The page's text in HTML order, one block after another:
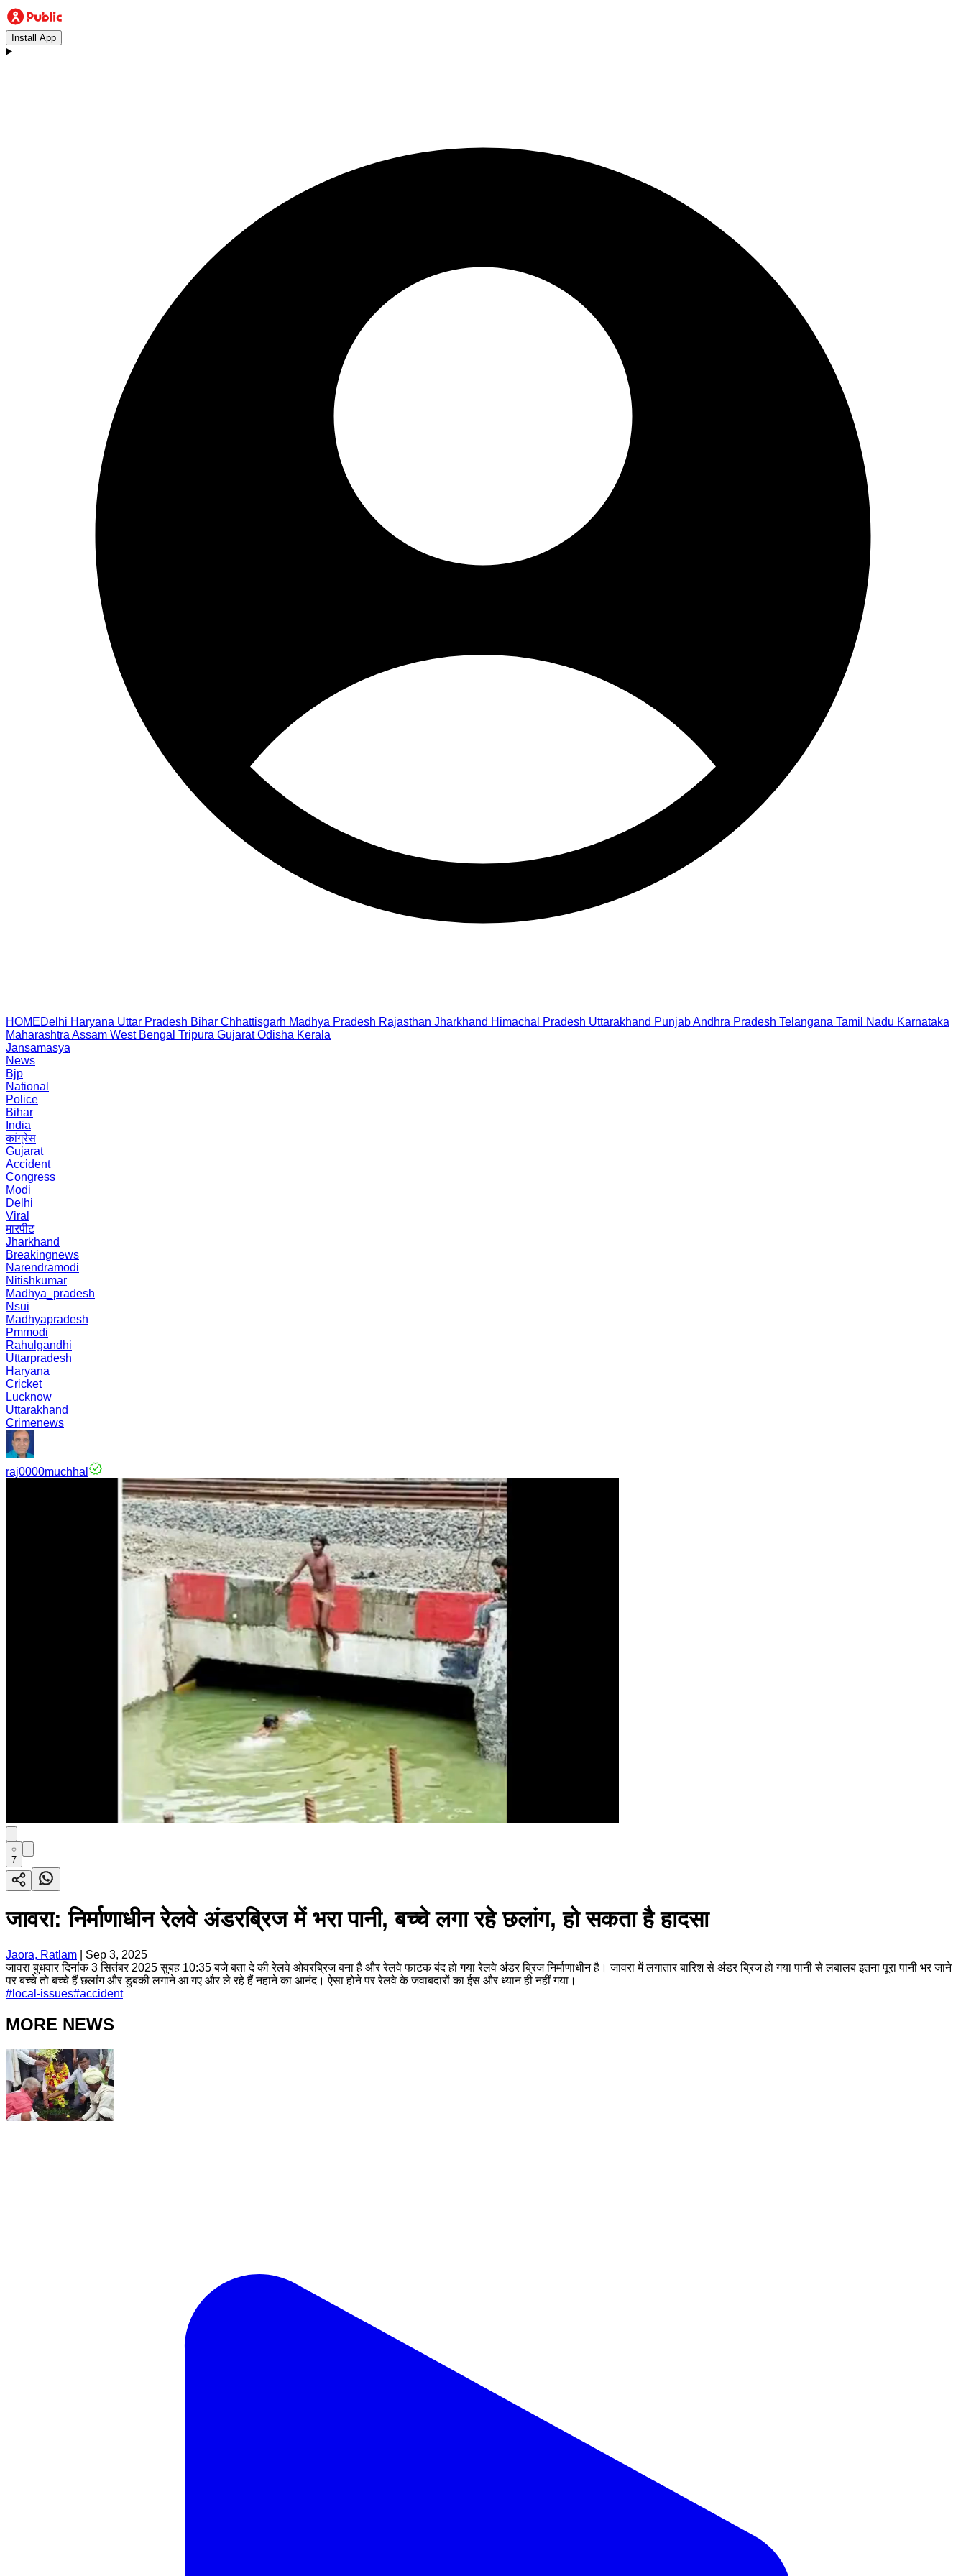
Install App
HOMEDelhi Haryana Uttar Pradesh Bihar Chhattisgarh Madhya Pradesh Rajasthan Jharkhand Himachal Pradesh Uttarakhand PunjabAndhra Pradesh Telangana Tamil Nadu Karnataka
Maharashtra Assam West Bengal Tripura Gujarat Odisha Kerala
Jansamasya
News
Bjp
National
Police
Bihar
India
कांग्रेस
Gujarat
Accident
Congress
Modi
Delhi
Viral
मारपीट
Jharkhand
Breakingnews
Narendramodi
Nitishkumar
Madhya_pradesh
Nsui
Madhyapradesh
Pmmodi
Rahulgandhi
Uttarpradesh
Haryana
Cricket
Lucknow
Uttarakhand
Crimenews
raj0000muchhal
7
जावरा: निर्माणाधीन रेलवे अंडरब्रिज में भरा पानी, बच्चे लगा रहे छलांग, हो सकता है हादसा
Jaora, Ratlam
Sep 3, 2025
जावरा बुधवार दिनांक 3 सितंबर 2025 सुबह 10:35 बजे बता दे की रेलवे ओवरब्रिज बना है और रेलवे फाटक बंद हो गया रेलवे अंडर ब्रिज निर्माणाधीन है। जावरा में लगातार बारिश से अंडर ब्रिज हो गया पानी से लबालब इतना पूरा पानी भर जाने
पर बच्चे तो बच्चे हैं छलांग और डुबकी लगाने आ गए और ले रहे हैं नहाने का आनंद। ऐसा होने पर रेलवे के जवाबदारों का ईस और ध्यान ही नहीं गया।
# local-issues#accident
MORE NEWS